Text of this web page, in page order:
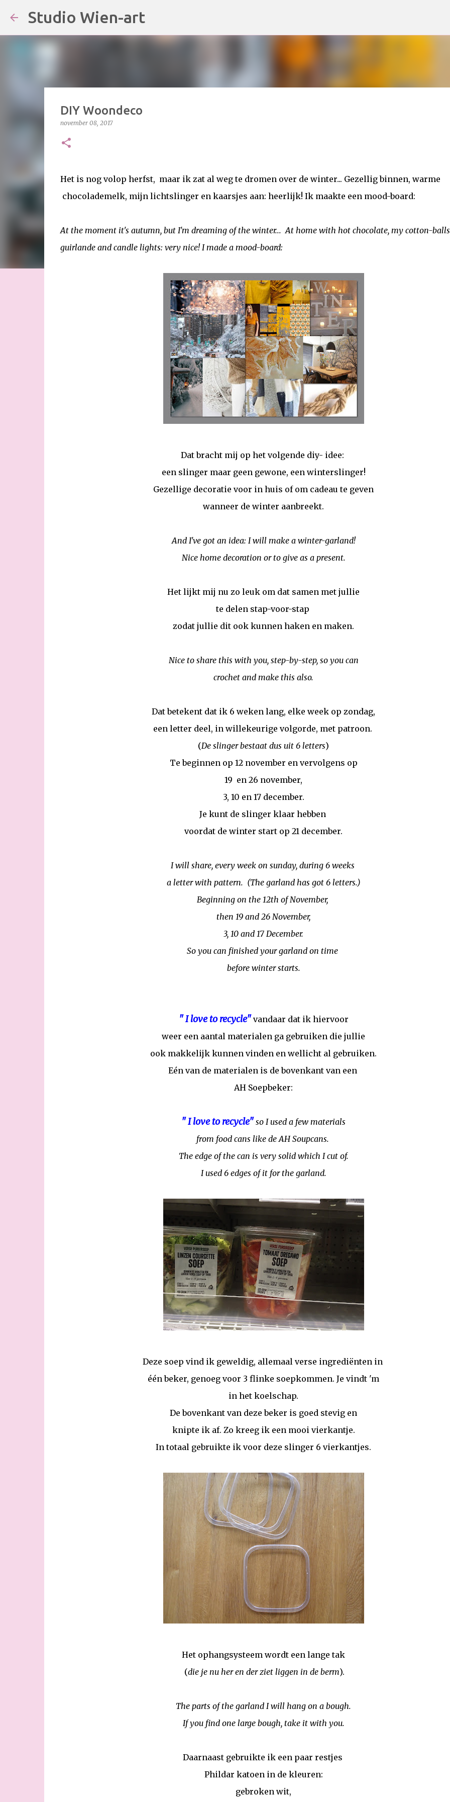
Studio Wien-art
DIY Woondeco
november 08, 2017
Het is nog volop herfst, maar ik zat al weg te dromen over de winter... Gezellig binnen, warme
chocolademelk, mijn lichtslinger en kaarsjes aan: heerlijk! Ik maakte een mood-board:
At the moment it's autumn, but I'm dreaming of the winter... At home with hot chocolate, my cotton-balls
guirlande and candle lights: very nice! I made a mood-board:
Dat bracht mij op het volgende diy- idee:
een slinger maar geen gewone, een winterslinger!
Gezellige decoratie voor in huis of om cadeau te geven
wanneer de winter aanbreekt.
And I've got an idea: I will make a winter-garland!
Nice home decoration or to give as a present.
Het lijkt mij nu zo leuk om dat samen met jullie
te delen stap-voor-stap
zodat jullie dit ook kunnen haken en maken.
Nice to share this with you, step-by-step, so you can
crochet and make this also.
Dat betekent dat ik 6 weken lang, elke week op zondag,
een letter deel, in willekeurige volgorde, met patroon.
(De slinger bestaat dus uit 6 letters)
Te beginnen op 12 november en vervolgens op
19 en 26 november,
3, 10 en 17 december.
Je kunt de slinger klaar hebben
voordat de winter start op 21 december.
I will share, every week on sunday, during 6 weeks
a letter with pattern. (The garland has got 6 letters.)
Beginning on the 12th of November,
then 19 and 26 November,
3, 10 and 17 December.
So you can finished your garland on time
before winter starts.
" I love to recycle"vandaar dat ik hiervoor
weer een aantal materialen ga gebruiken die jullie
ook makkelijk kunnen vinden en wellicht al gebruiken.
Eén van de materialen is de bovenkant van een
AH Soepbeker:
" I love to recycle" so I used a few materials
from food cans like de AH Soupcans.
The edge of the can is very solid which I cut of.
I used 6 edges of it for the garland.
Deze soep vind ik geweldig, allemaal verse ingrediënten in
één beker, genoeg voor 3 flinke soepkommen. Je vindt 'm
in het koelschap.
De bovenkant van deze beker is goed stevig en
knipte ik af. Zo kreeg ik een mooi vierkantje.
In totaal gebruikte ik voor deze slinger 6 vierkantjes.
Het ophangsysteem wordt een lange tak
(die je nu her en der ziet liggen in de berm).
The parts of the garland I will hang on a bough.
If you find one large bough, take it with you.
Daarnaast gebruikte ik een paar restjes
Phildar katoen in de kleuren:
gebroken wit,